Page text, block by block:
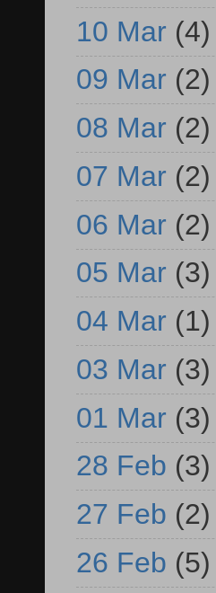
10 Mar (4)
09 Mar (2)
08 Mar (2)
07 Mar (2)
06 Mar (2)
05 Mar (3)
04 Mar (1)
03 Mar (3)
01 Mar (3)
28 Feb (3)
27 Feb (2)
26 Feb (5)